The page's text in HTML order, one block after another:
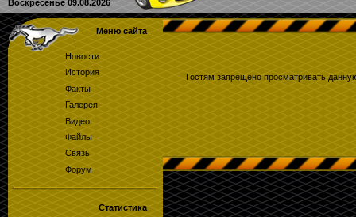
Воскресенье 09.08.2026
Меню сайта
Новости
История
Факты
Галерея
Видео
Файлы
Связь
Форум
Статистика
Гостям запрещено просматривать